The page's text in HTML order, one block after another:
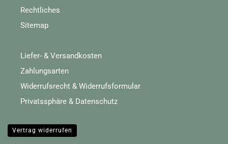
Rechtliches
Sitemap
Liefer- & Versandkosten
Zahlungsarten
Widerrufsrecht & Widerrufsformular
Privatssphäre & Datenschutz
Vertrag widerrufen